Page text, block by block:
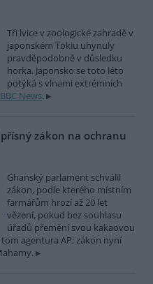
Tři lvice v zoologické zahradě v
japonském Tokiu uhynuly
pravděpodobně v důsledku
horka. Japonsko se toto léto
potýká s vlnami extrémních
BBC News.
zákon na ochranu
Ghanský parlament schválil
zákon, podle kterého místním
farmářům hrozí až 20 let
vězení, pokud bez souhlasu
úřadů přemění svou kakaovou
agentura AP; zákon nyní